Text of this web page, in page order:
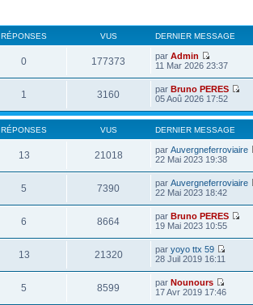
RÉPONSES VUS DERNIER MESSAGE
0 177373 parAdmin
11 Mar 2026 23:37
1 3160 parBruno PERES
05 Aoû 2026 17:52
RÉPONSES VUS DERNIER MESSAGE
13 21018 parAuvergneferroviaire
22 Mai 2023 19:38
5 7390 parAuvergneferroviaire
22 Mai 2023 18:42
6 8664 parBruno PERES
19 Mai 2023 10:55
13 21320 paryoyo ttx 59
28 Juil 2019 16:11
5 8599 parNounours
17 Avr 2019 17:46